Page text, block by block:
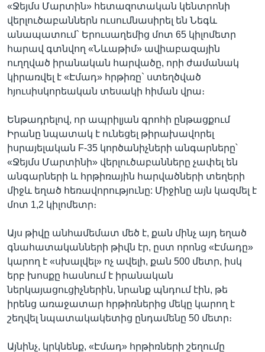
«Ջեյմս Մարտին» հետազոտական կենտրոնի
վերլուծաբաններն ուսումնասիրել են Նեգև
անապատում` Երուսաղեմից մոտ 65 կիլոմետր
հարավ գտնվող «Նևաթիմ» ավիաբազային
ուղղված իրանական հարվածը, որի ժամանակ
կիրառվել է «Էմադ» հրթիռը` ստեղծված
հյուսիսկորեական տեսակի հիման վրա։
Ենթադրելով, որ ապրիլյան գրոհի ընթացքում
Իրանը նպատակ է ունեցել թիրախավորել
իսրայելական F-35 կործանիչների անգարները՝
«Ջեյմս Մարտինի» վերլուծաբանները չափել են
անգարների և հրթիռային հարվածների տեղերի
միջև եղած հեռավորությունը: Միջինը այն կազմել է
մոտ 1,2 կիլոմետր։
Այս թիվը անհամեմատ մեծ է, քան մինչ այդ եղած
գնահատականների թիվն էր, ըստ որոնց «Էմադը»
կարող է «սխալվել» ոչ ավելի, քան 500 մետր, իսկ
երբ խոսքը հասնում է իրանական
ներկայացուցիչներին, նրանք պնդում էին, թե
իրենց առաջատար հրթիռներից մեկը կարող է
շեղվել նպատակակետից ընդամենը 50 մետր։
Այնինչ, կրկնենք, «Էմադ» հրթիռների շեղումը